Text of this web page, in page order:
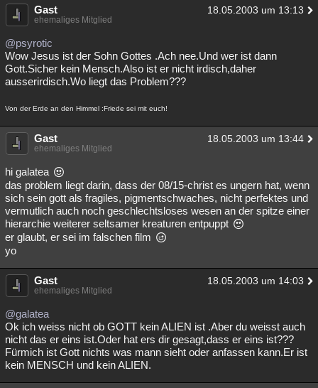
Gast 18.05.2003 um 13:13
ehemaliges Mitglied
@psyrotic
Wow Jesus ist der Sohn Gottes .Ach nee.Und wer ist dann
Gott.Sicher kein Mensch.Also ist er nicht irdisch,daher
ausserirdisch.Wo liegt das Problem???
Von der Erde an den Himmel :Friede sei mit euch!
Gast 18.05.2003 um 13:44
ehemaliges Mitglied
hi galatea
das problem liegt darin, dass der 08/15-christ es ungern hat, wenn
sich sein gott als fragiles, pigmentschwaches, nicht perfektes und
vermutlich auch noch geschlechtsloses wesen an der spitze einer
hierarchie weiterer seltsamer kreaturen entpuppt
er glaubt, er sei im falschen film
yo
Gast 18.05.2003 um 14:03
ehemaliges Mitglied
@galatea
Ok ich weiss nicht ob GOTT kein ALIEN ist .Aber du weisst auch
nicht das er eins ist.Oder hat ers dir gesagt,dass er eins ist???
Fürmich ist Gott nichts was mann sieht oder anfassen kann.Er ist
kein MENSCH und kein ALIEN.